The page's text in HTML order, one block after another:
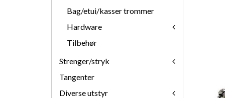
Bag/etui/kasser trommer
Hardware
Tilbehør
Strenger/stryk
Tangenter
Diverse utstyr